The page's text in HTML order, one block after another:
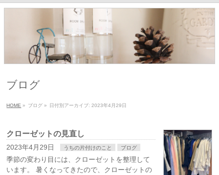
ブログ
HOME » ブログ » 日付別アーカイブ: 2023年4月29日
クローゼットの見直し
2023年4月29日 うちの片付けのこと ブログ
季節の変わり目には、クローゼットを整理して
います。 暑くなってきたので、クローゼットの